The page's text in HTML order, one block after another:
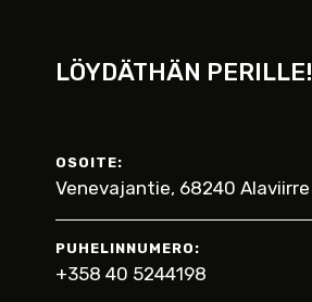
LÖYDÄTHÄN PERILLE!
OSOITE:
Venevajantie, 68240 Alaviirre
PUHELINNUMERO:
+358 40 5244198